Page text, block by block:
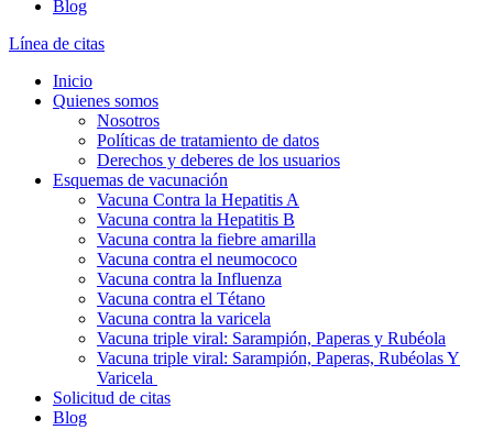
Blog
Línea de citas
Inicio
Quienes somos
Nosotros
Políticas de tratamiento de datos
Derechos y deberes de los usuarios
Esquemas de vacunación
Vacuna Contra la Hepatitis A
Vacuna contra la Hepatitis B
Vacuna contra la fiebre amarilla
Vacuna contra el neumococo
Vacuna contra la Influenza
Vacuna contra el Tétano
Vacuna contra la varicela
Vacuna triple viral: Sarampión, Paperas y Rubéola
Vacuna triple viral: Sarampión, Paperas, Rubéolas Y
Varicela
Solicitud de citas
Blog